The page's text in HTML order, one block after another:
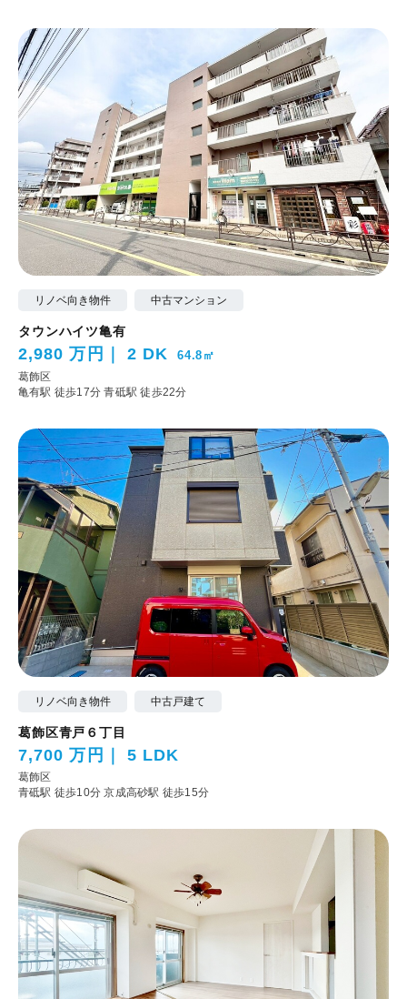
リノベ向き物件 中古マンション
タウンハイツ亀有
2,980 万円 2 DK 64.8㎡
葛飾区
亀有駅 徒歩17分青砥駅 徒歩22分
リノベ向き物件 中古戸建て
葛飾区青戸６丁目
7,700 万円 5 LDK
葛飾区
青砥駅 徒歩10分京成高砂駅 徒歩15分